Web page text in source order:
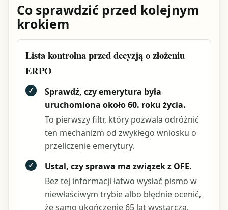
Co sprawdzić przed kolejnym
krokiem
Lista kontrolna przed decyzją o złożeniu
ERPO
✓
Sprawdź, czy emerytura była
uruchomiona około 60. roku życia.
To pierwszy filtr, który pozwala odróżnić
ten mechanizm od zwykłego wniosku o
przeliczenie emerytury.
✓
Ustal, czy sprawa ma związek z OFE.
Bez tej informacji łatwo wysłać pismo w
niewłaściwym trybie albo błędnie ocenić,
że samo ukończenie 65 lat wystarcza.